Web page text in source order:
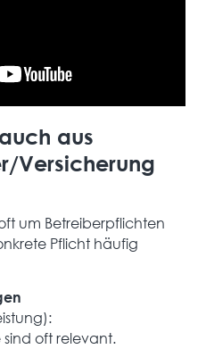
aus
Versicherung
um Betreiberpflichten
Pflicht häufig
oft relevant.